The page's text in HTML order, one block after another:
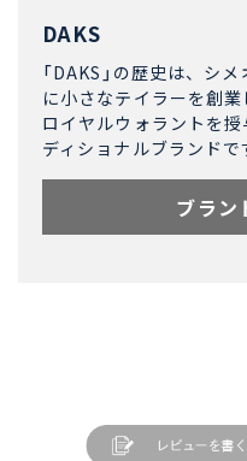
DAKS
「DAKS」の歴史は、シ
に小さなテイラーを創
ロイヤルウォラントを
ディショナルブランドで
ブラン